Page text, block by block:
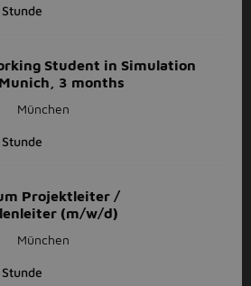
Student in Simulation
3 months
München
Projektleiter /
(m/w/d)
München